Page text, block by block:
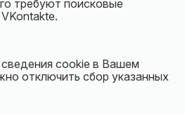
требуют поисковые
cookie в Вашем
отключить сбор указанных